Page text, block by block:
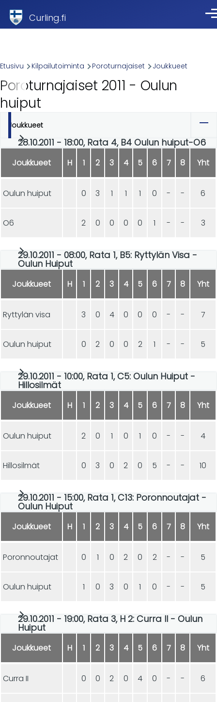
Curling.fi
Breadcrumb
Etusivu Kilpailutoiminta Poroturnajaiset Joukkueet
Poroturnajaiset 2011 - Oulun
huiput
Ensisijaiset
välilehdet
Joukkueet
28.10.2011 - 18:00, Rata 4, B4 Oulun huiput-O6
Joukkueet H 1 2 3 4 5 6 7 8 Yht
Oulun huiput 0 3 1 1 1 0 - - 6
O6 2 0 0 0 0 1 - - 3
29.10.2011 - 08:00, Rata 1, B5: Ryttylän Visa -
Oulun Huiput
Joukkueet H 1 2 3 4 5 6 7 8 Yht
Ryttylän visa 3 0 4 0 0 0 - - 7
Oulun huiput 0 2 0 0 2 1 - - 5
29.10.2011 - 10:00, Rata 1, C5: Oulun Huiput -
Hillosilmät
Joukkueet H 1 2 3 4 5 6 7 8 Yht
Oulun huiput 2 0 1 0 1 0 - - 4
Hillosilmät 0 3 0 2 0 5 - - 10
29.10.2011 - 15:00, Rata 1, C13: Poronnoutajat -
Oulun Huiput
Joukkueet H 1 2 3 4 5 6 7 8 Yht
Poronnoutajat 0 1 0 2 0 2 - - 5
Oulun huiput 1 0 3 0 1 0 - - 5
29.10.2011 - 19:00, Rata 3, H 2: Curra II - Oulun
Huiput
Joukkueet H 1 2 3 4 5 6 7 8 Yht
Curra II 0 0 2 0 4 0 - - 6